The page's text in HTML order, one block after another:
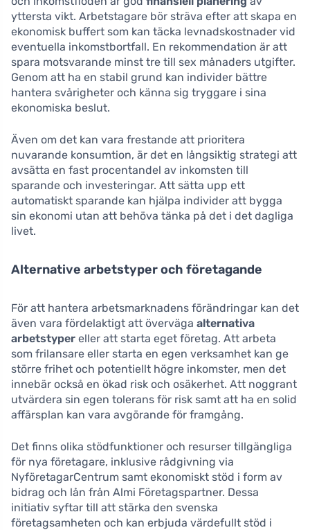
yttersta vikt. Arbetstagare bör sträva efter att skapa en
ekonomisk buffert som kan täcka levnadskostnader vid
eventuella inkomstbortfall. En rekommendation är att
spara motsvarande minst tre till sex månaders utgifter.
Genom att ha en stabil grund kan individer bättre
hantera svårigheter och känna sig tryggare i sina
ekonomiska beslut.
Även om det kan vara frestande att prioritera
nuvarande konsumtion, är det en långsiktig strategi att
avsätta en fast procentandel av inkomsten till
sparande och investeringar. Att sätta upp ett
automatiskt sparande kan hjälpa individer att bygga
sin ekonomi utan att behöva tänka på det i det dagliga
livet.
Alternative arbetstyper och företagande
För att hantera arbetsmarknadens förändringar kan det
även vara fördelaktigt att överväga alternativa
arbetstyper eller att starta eget företag. Att arbeta
som frilansare eller starta en egen verksamhet kan ge
större frihet och potentiellt högre inkomster, men det
innebär också en ökad risk och osäkerhet. Att noggrant
utvärdera sin egen tolerans för risk samt att ha en solid
affärsplan kan vara avgörande för framgång.
Det finns olika stödfunktioner och resurser tillgängliga
för nya företagare, inklusive rådgivning via
NyföretagarCentrum samt ekonomiskt stöd i form av
bidrag och lån från Almi Företagspartner. Dessa
initiativ syftar till att stärka den svenska
företagsamheten och kan erbjuda värdefullt stöd i